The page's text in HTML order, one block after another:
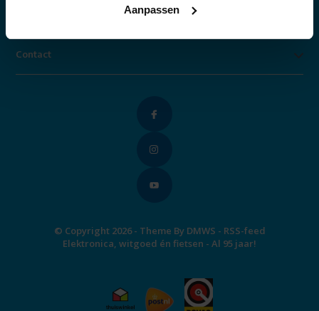
Aanpassen
Contact
© Copyright 2026 - Theme By DMWS - RSS-feed
Elektronica, witgoed én fietsen - Al 95 jaar!